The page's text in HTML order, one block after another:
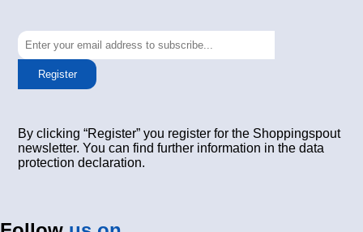
Register
By clicking “Register” you register for the Shoppingspout
newsletter. You can find further information in the data
protection declaration.